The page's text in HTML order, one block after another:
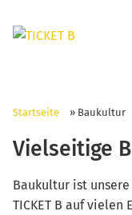
Startseite » Baukultur
Vielseitige
Baukultur ist
TICKET B auf vielen